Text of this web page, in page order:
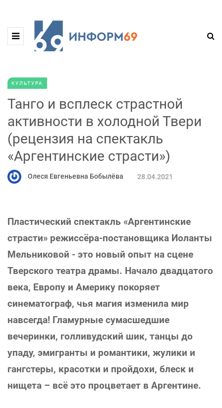
КУЛЬТУРА
Танго и всплеск страстной
активности в холодной Твери
(рецензия на спектакль
«Аргентинские страсти»)
Олеся Евгеньевна Бобылёва 28.04.2021
Пластический спектакль «Аргентинские
страсти» режиссёра-постановщика Иоланты
Мельниковой - это новый опыт на сцене
Тверского театра драмы. Начало двадцатого
века, Европу и Америку покоряет
синематограф, чья магия изменила мир
навсегда! Гламурные сумасшедшие
вечеринки, голливудский шик, танцы до
упаду, эмигранты и романтики, жулики и
гангстеры, красотки и пройдохи, блеск и
нищета – всё это процветает в Аргентине.